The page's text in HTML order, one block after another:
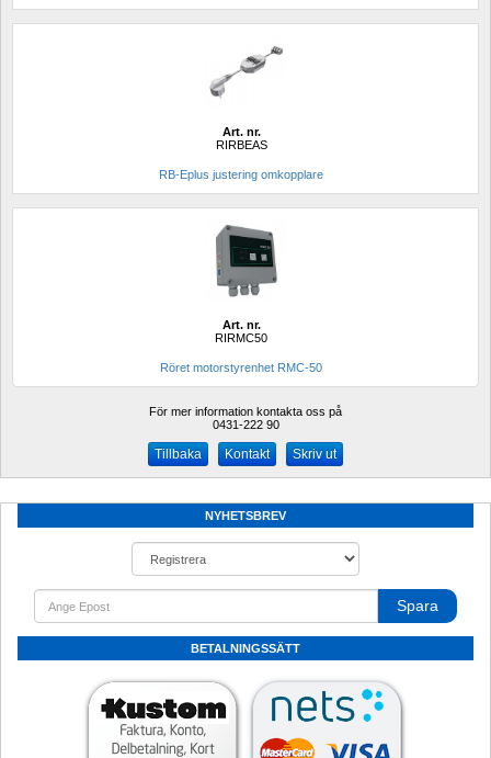
Art. nr.
RIRBEAS
RB-Eplus justering omkopplare
Art. nr.
RIRMC50
Röret motorstyrenhet RMC-50
För mer information kontakta oss på
0431-222 90
Kontakt Skriv ut
NYHETSBREV
Spara
BETALNINGSSÄTT